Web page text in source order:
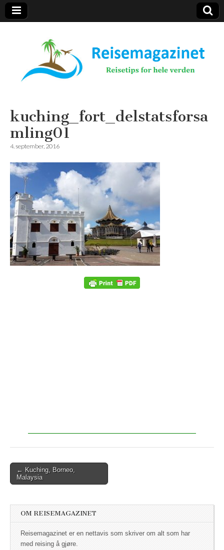
Reisemagazinet
kuching_fort_delstatsforsa
mling01
4. september, 2016
Post navigation
← Kuching, Borneo,
Malaysia
OM REISEMAGAZINET
Reisemagazinet er en nettavis som skriver om alt som har
med reising å gjøre.